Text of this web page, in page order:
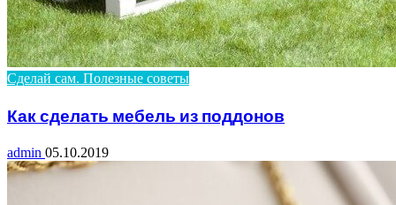
Сделай сам. Полезные советы
Как сделать мебель из поддонов
admin 05.10.2019